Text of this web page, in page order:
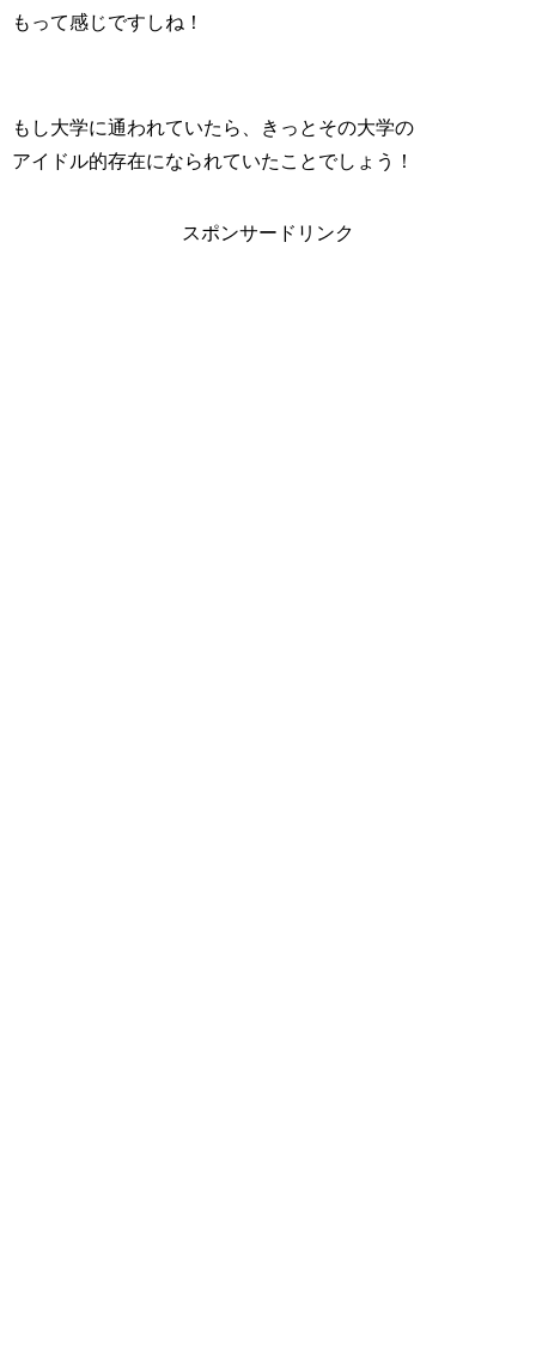
もって感じですしね！
もし大学に通われていたら、きっとその大学の
アイドル的存在になられていたことでしょう！
スポンサードリンク